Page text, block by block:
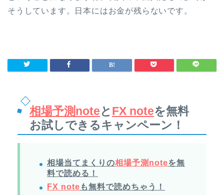
そうしています。日本にはお金が残らないです。
相場予測noteとFX noteを無料
お試しできるキャンペーン！
相場当てまくりの相場予測noteを無
料で読める！
FX note も無料で読めちゃう！